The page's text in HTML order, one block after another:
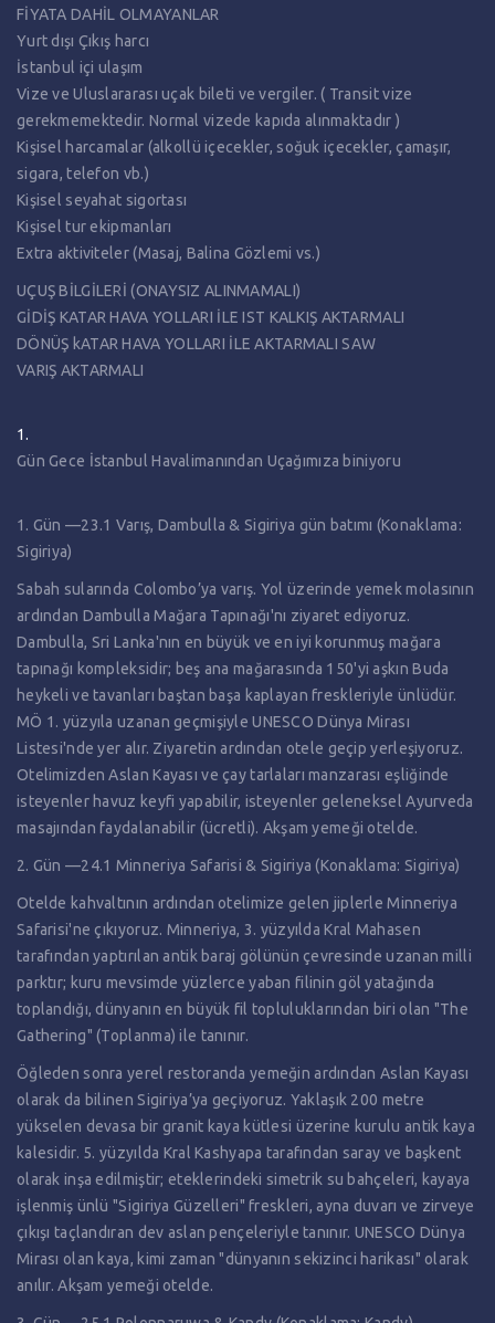
FİYATA DAHİL OLMAYANLAR
Yurt dışı Çıkış harcı
İstanbul içi ulaşım
Vize ve Uluslararası uçak bileti ve vergiler. ( Transit vize
gerekmemektedir. Normal vizede kapıda alınmaktadır )
Kişisel harcamalar (alkollü içecekler, soğuk içecekler, çamaşır,
sigara, telefon vb.)
Kişisel seyahat sigortası
Kişisel tur ekipmanları
Extra aktiviteler (Masaj, Balina Gözlemi vs.)
UÇUŞ BİLGİLERİ (ONAYSIZ ALINMAMALI)
GİDİŞ KATAR HAVA YOLLARI İLE IST KALKIŞ AKTARMALI
DÖNÜŞ kATAR HAVA YOLLARI İLE AKTARMALI SAW
VARIŞ AKTARMALI
Gün Gece İstanbul Havalimanından Uçağımıza biniyoru
1. Gün —23.1 Varış, Dambulla & Sigiriya gün batımı (Konaklama:
Sigiriya)
Sabah sularında Colombo’ya varış. Yol üzerinde yemek molasının
ardından Dambulla Mağara Tapınağı'nı ziyaret ediyoruz.
Dambulla, Sri Lanka'nın en büyük ve en iyi korunmuş mağara
tapınağı kompleksidir; beş ana mağarasında 150'yi aşkın Buda
heykeli ve tavanları baştan başa kaplayan freskleriyle ünlüdür.
MÖ 1. yüzyıla uzanan geçmişiyle UNESCO Dünya Mirası
Listesi'nde yer alır. Ziyaretin ardından otele geçip yerleşiyoruz.
Otelimizden Aslan Kayası ve çay tarlaları manzarası eşliğinde
isteyenler havuz keyfi yapabilir, isteyenler geleneksel Ayurveda
masajından faydalanabilir (ücretli). Akşam yemeği otelde.
2. Gün —24.1 Minneriya Safarisi & Sigiriya (Konaklama: Sigiriya)
Otelde kahvaltının ardından otelimize gelen jiplerle Minneriya
Safarisi'ne çıkıyoruz. Minneriya, 3. yüzyılda Kral Mahasen
tarafından yaptırılan antik baraj gölünün çevresinde uzanan milli
parktır; kuru mevsimde yüzlerce yaban filinin göl yatağında
toplandığı, dünyanın en büyük fil topluluklarından biri olan "The
Gathering" (Toplanma) ile tanınır.
Öğleden sonra yerel restoranda yemeğin ardından Aslan Kayası
olarak da bilinen Sigiriya’ya geçiyoruz. Yaklaşık 200 metre
yükselen devasa bir granit kaya kütlesi üzerine kurulu antik kaya
kalesidir. 5. yüzyılda Kral Kashyapa tarafından saray ve başkent
olarak inşa edilmiştir; eteklerindeki simetrik su bahçeleri, kayaya
işlenmiş ünlü "Sigiriya Güzelleri" freskleri, ayna duvarı ve zirveye
çıkışı taçlandıran dev aslan pençeleriyle tanınır. UNESCO Dünya
Mirası olan kaya, kimi zaman "dünyanın sekizinci harikası" olarak
anılır. Akşam yemeği otelde.